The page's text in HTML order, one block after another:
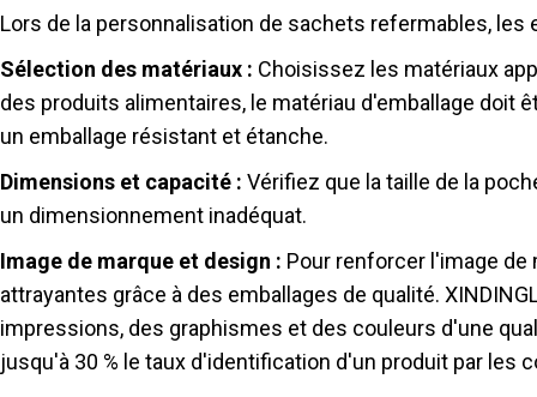
Lors de la personnalisation de sachets refermables,
Sélection des matériaux : Choisissez les matériaux
des produits alimentaires, le matériau d'emballage doit
un emballage résistant et étanche.
Dimensions et capacité : Vérifiez que la taille de la
un dimensionnement inadéquat.
Image de marque et design : Pour renforcer l'image
attrayantes grâce à des emballages de qualité.
impressions, des graphismes et des couleurs d'une
jusqu'à 30 % le taux d'identification d'un produit par les